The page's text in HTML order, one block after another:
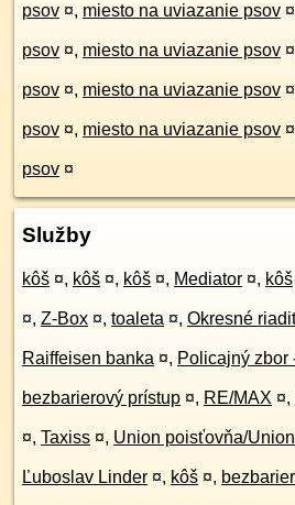
psov ¤, miesto na uviazanie psov ¤
psov ¤, miesto na uviazanie psov ¤
psov ¤, miesto na uviazanie psov ¤
psov ¤, miesto na uviazanie psov ¤
psov ¤
Služby
kôš ¤, kôš ¤, kôš ¤, Mediator ¤, kôš
¤, Z-Box ¤, toaleta ¤, Okresné
Raiffeisen banka ¤, Policajný zbor
bezbarierový prístup ¤, RE/MAX ¤,
¤, Taxiss ¤, Union poisťovňa/
Ľuboslav Linder ¤, kôš ¤,